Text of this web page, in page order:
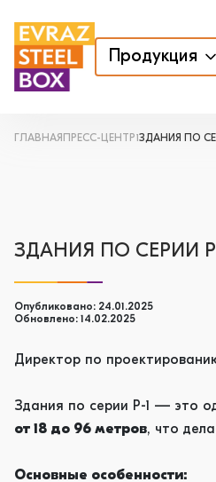
Продукция
ГЛАВНАЯ ПРЕСС-ЦЕНТР1ЗДАНИЯ ПО
ЗДАНИЯ ПО СЕРИИ
Опубликовано: 24.01.2025
Обновлено: 14.02.2025
Директор по
Здания по серии Р-1 — это
от 18 до 96 метров, что
Основные особенности: